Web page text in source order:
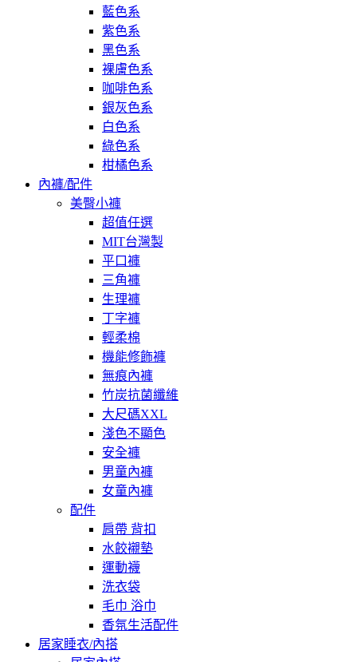
藍色系
紫色系
黑色系
裸膚色系
咖啡色系
銀灰色系
白色系
綠色系
柑橘色系
內褲/配件
美臀小褲
超值任選
MIT台灣製
平口褲
三角褲
生理褲
丁字褲
輕柔棉
機能修飾褲
無痕內褲
竹炭抗菌纖維
大尺碼XXL
淺色不顯色
安全褲
男童內褲
女童內褲
配件
肩帶 背扣
水餃襯墊
運動襪
洗衣袋
毛巾 浴巾
香氛生活配件
居家睡衣/內搭